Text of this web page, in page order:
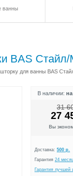
ванны
BAS
для ванны BAS
В наличии:
31
27
Вы
Доставка: 500 р.
Гарантия 24
Гарантия лучшей